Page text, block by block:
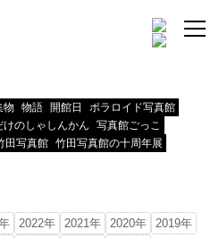
物 物語 開館日
ポラロイド写真館
けのしゃしんかん
写真館ごっこ
田写真館 竹田写真館の十周年展
2022年 2021年 2020年
2019年